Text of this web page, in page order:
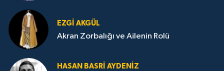
EZGI AKGÜL
Akran Zorbalığı ve Ailenin Rolü
HASAN BASRI AYDENIZ